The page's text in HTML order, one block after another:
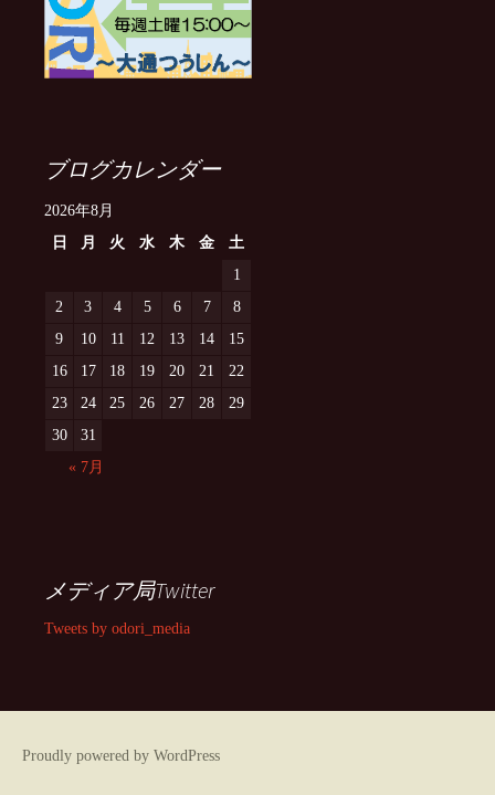
ブログカレンダー
2026年8月
日
月 火 水 木 金
土
1
2
3 4 5 6 7
8
9
10 11 12 13 14
15
16
17 18 19 20 21
22
23
24 25 26 27 28
29
30
31
« 7月
メディア局Twitter
Tweets by odori_media
Proudly powered by WordPress